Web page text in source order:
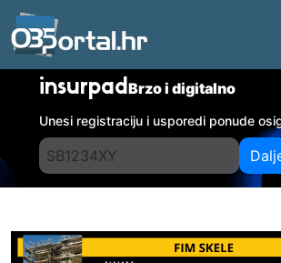
insurpadBrzo i digitalno
Unesi registraciju i usporedi ponude